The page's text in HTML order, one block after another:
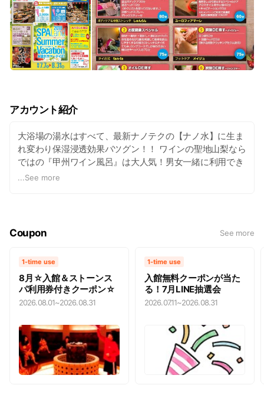
アカウント紹介
大浴場の湯水はすべて、最新ナノテクの【ナノ水】に生ま
れ変わり保湿浸透効果バツグン！！ ワインの聖地山梨なら
ではの『甲州ワイン風呂』は大人気！男女一緒に利用でき
る大型岩盤浴『ストーンスパ』で開催される【ロウリュ
す。
...See more
Coupon See more
1-time use
8月☆入館＆ストーンス
パ利用券付きクーポン☆
2026.08.01~2026.08.31
1-time use
入館無料クーポンが当た
る！7月LINE抽選会
2026.07.11~2026.08.31